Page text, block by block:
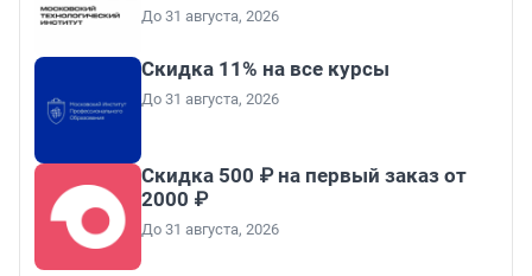
До 31 августа, 2026
Скидка 11% на все курсы
До 31 августа, 2026
Скидка 500 ₽ на первый заказ от
2000 ₽
До 31 августа, 2026